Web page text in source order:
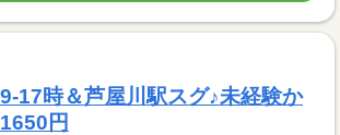
17時＆芦屋川駅スグ♪未経験か
円